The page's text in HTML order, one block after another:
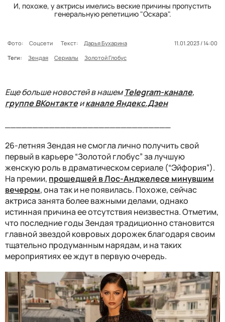
И, похоже, у актрисы имелись веские причины пропустить
генеральную репетицию "Оскара".
Фото: Соцсети Текст: Дарья Бухарина
11.01.2023 / 14:00
Теги:
Зендая Сериалы Золотой Глобус
Еще больше новостей в нашемTelegram-канале,
группе ВКонтактеиканале Яндекс.Дзен
26-летняя Зендая не смогла лично получить свой
первый в карьере “Золотой глобус” за лучшую
женскую роль в драматическом сериале (“Эйфория”).
На премии, прошедшей в Лос-Анджелесе минувшим
вечером, она так и не появилась. Похоже, сейчас
актриса занята более важными делами, однако
истинная причина ее отсутствия неизвестна. Отметим,
что последние годы Зендая традиционно становится
главной звездой ковровых дорожек благодаря своим
тщательно продуманным нарядам, и на таких
мероприятиях ее ждут в первую очередь.